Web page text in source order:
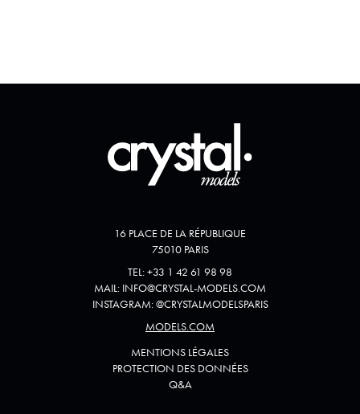
16 PLACE DE LA RÉPUBLIQUE
75010 PARIS
TEL:+33 1 42 61 98 98
MAIL: INFO@CRYSTAL-MODELS.COM
INSTAGRAM:@CRYSTALMODELSPARIS
MODELS.COM
MENTIONS LÉGALES
PROTECTION DES DONNÉES
Q&A